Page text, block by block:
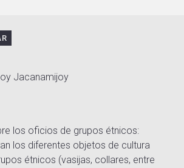
Jacanamijoy
los oficios de grupos étnicos:
los diferentes objetos de cultura
étnicos (vasijas, collares, entre